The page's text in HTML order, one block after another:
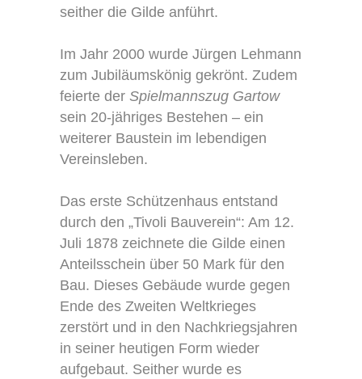
seither die Gilde anführt.
Im Jahr 2000 wurde Jürgen Lehmann
zum Jubiläumskönig gekrönt. Zudem
feierte der Spielmannszug Gartow
sein 20-jähriges Bestehen – ein
weiterer Baustein im lebendigen
Vereinsleben.
Das erste Schützenhaus entstand
durch den „Tivoli Bauverein“: Am 12.
Juli 1878 zeichnete die Gilde einen
Anteilsschein über 50 Mark für den
Bau. Dieses Gebäude wurde gegen
Ende des Zweiten Weltkrieges
zerstört und in den Nachkriegsjahren
in seiner heutigen Form wieder
aufgebaut. Seither wurde es